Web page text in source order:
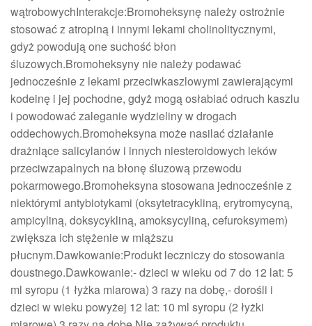
wątrobowychInterakcje:Bromoheksynę należy ostrożnie
stosować z atropiną i innymi lekami cholinolitycznymi,
gdyż powodują one suchość błon
śluzowych.Bromoheksyny nie należy podawać
jednocześnie z lekami przeciwkaszlowymi zawierającymi
kodeinę i jej pochodne, gdyż mogą osłabiać odruch kaszlu
i powodować zaleganie wydzieliny w drogach
oddechowych.Bromoheksyna może nasilać działanie
drażniące salicylanów i innych niesteroidowych leków
przeciwzapalnych na błonę śluzową przewodu
pokarmowego.Bromoheksyna stosowana jednocześnie z
niektórymi antybiotykami (oksytetracykliną, erytromycyną,
ampicyliną, doksycykliną, amoksycyliną, cefuroksymem)
zwiększa ich stężenie w miąższu
płucnym.Dawkowanie:Produkt leczniczy do stosowania
doustnego.Dawkowanie:- dzieci w wieku od 7 do 12 lat: 5
ml syropu (1 łyżka miarowa) 3 razy na dobę,- dorośli i
dzieci w wieku powyżej 12 lat: 10 ml syropu (2 łyżki